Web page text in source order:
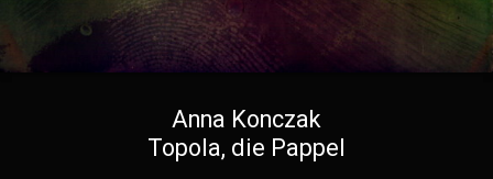
Anna Konczak
Topola, die Pappel